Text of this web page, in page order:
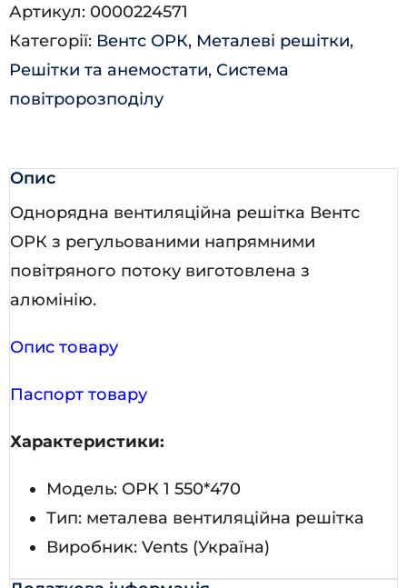
кількість
Артикул: 0000224571
Категорії: Вентс ОРК, Металеві решітки,
Решітки та анемостати, Система
повітророзподілу
Опис
Однорядна вентиляційна решітка Вентс
ОРК з регульованими напрямними
повітряного потоку виготовлена з
алюмінію.
Опис товару
Паспорт товару
Характеристики:
Модель: ОРК 1 550*470
Тип: металева вентиляційна решітка
Виробник: Vents (Україна)